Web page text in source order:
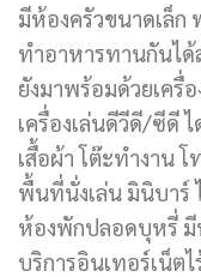
มีห้องครัวขนาดเล็
ทำอาหารทานกันไ
ยังมาพร้อมด้วยเครื่
เครื่องเล่นดีวีดี/ซีดี
เสื้อผ้า โต๊ะทำงาน
พื้นที่นั่งเล่น มินิบาร์
ห้องพักปลอดบุหรี่ มี
บริการอินเทอร์เน็ต